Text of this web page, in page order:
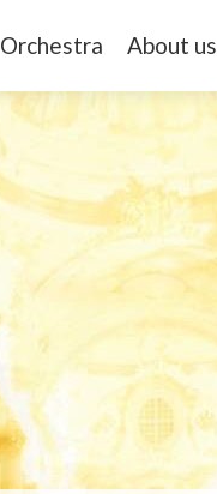
Orchestra About us